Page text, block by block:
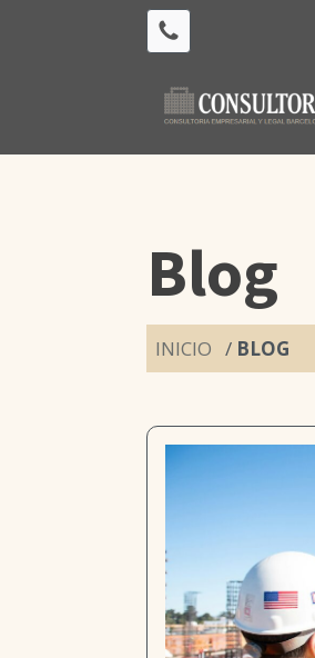
Blog
INICIO / BLOG